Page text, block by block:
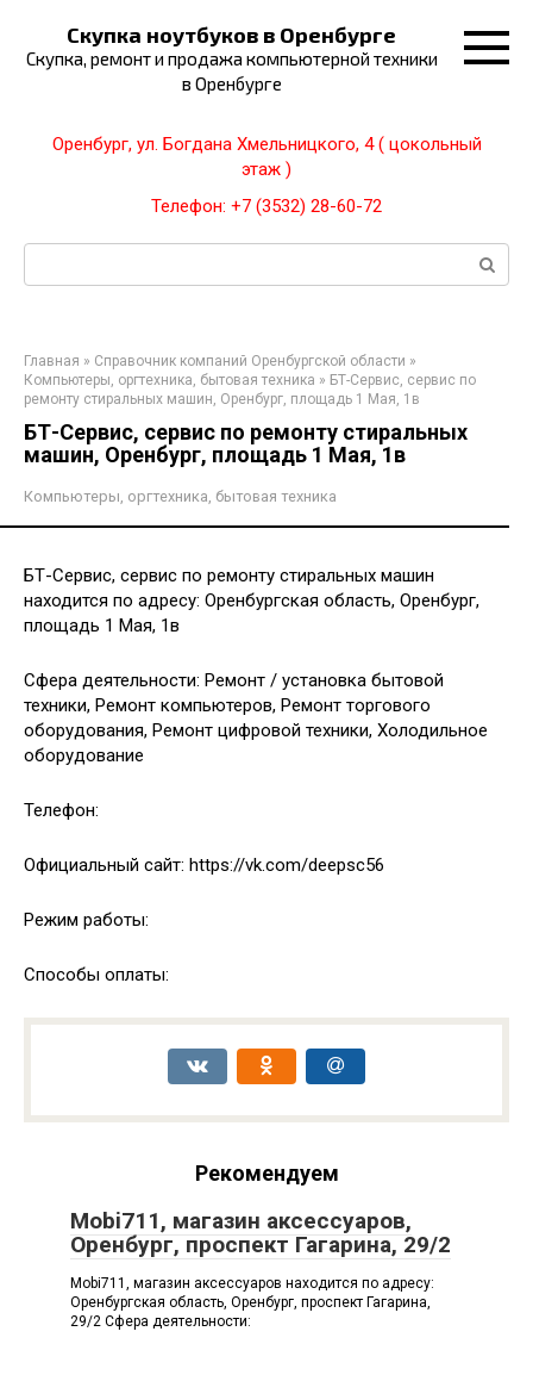
контенту
Скупка ноутбуков в Оренбурге
Скупка, ремонт и продажа компьютерной техники
в Оренбурге
Оренбург, ул. Богдана Хмельницкого, 4 ( цокольный
этаж )
Телефон: +7 (3532) 28-60-72
Поиск:
Главная » Справочник компаний Оренбургской области »
Компьютеры, оргтехника, бытовая техника » БТ-Сервис, сервис по
ремонту стиральных машин, Оренбург, площадь 1 Мая, 1в
БТ-Сервис, сервис по ремонту стиральных
машин, Оренбург, площадь 1 Мая, 1в
Компьютеры, оргтехника, бытовая техника
БТ-Сервис, сервис по ремонту стиральных машин
находится по адресу: Оренбургская область, Оренбург,
площадь 1 Мая, 1в
Сфера деятельности: Ремонт / установка бытовой
техники, Ремонт компьютеров, Ремонт торгового
оборудования, Ремонт цифровой техники, Холодильное
оборудование
Телефон:
Официальный сайт: https://vk.com/deepsc56
Режим работы:
Способы оплаты:
Рекомендуем
Mobi711, магазин аксессуаров,
Оренбург, проспект Гагарина, 29/2
Mobi711, магазин аксессуаров находится по адресу:
Оренбургская область, Оренбург, проспект Гагарина,
29/2 Сфера деятельности: